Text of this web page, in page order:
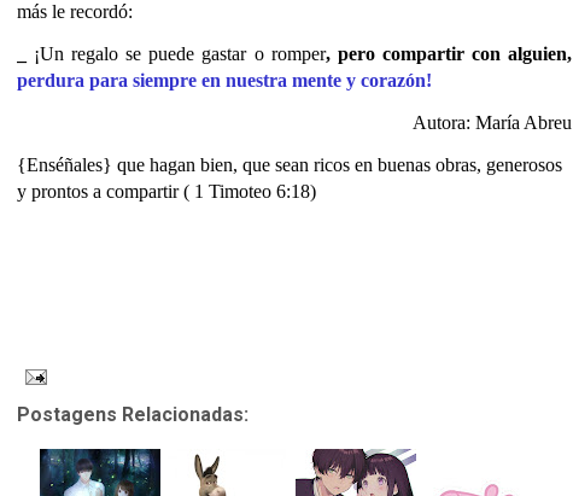
más le recordó:
¡Un regalo se puede gastar o romper, pero compartir con alguien,
perdura para siempre en nuestra mente y corazón!
Autora: María Abreu
{Enséñales} que hagan bien, que sean ricos en buenas obras, generosos
y prontos a compartir ( 1 Timoteo 6:18)
Postagens Relacionadas: